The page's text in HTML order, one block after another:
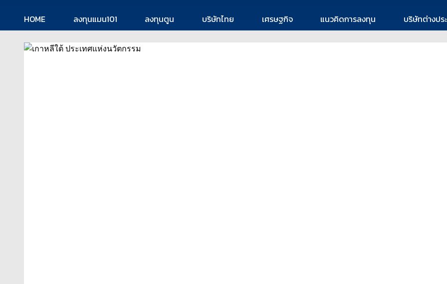
HOME ลงทุนแมน101 ลงทุนตูน บริษัทไทย เศรษฐกิจ แนวคิดการลงทุน บริษัทต่างปร